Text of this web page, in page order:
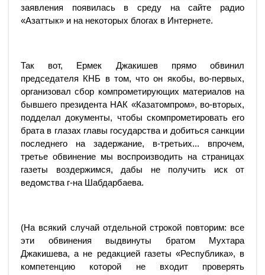
заявления появилась в среду на сайте радио
«Азаттык» и на некоторых блогах в Интернете.
Так вот, Ермек Джакишев прямо обвинил
председателя КНБ в том, что он якобы, во-первых,
организовал сбор компрометирующих материалов на
бывшего президента НАК «Казатомпром», во-вторых,
подделал документы, чтобы скомпрометировать его
брата в глазах главы государства и добиться санкции
последнего на задержание, в-третьих... впрочем,
третье обвинение мы воспроизводить на страницах
газеты воздержимся, дабы не получить иск от
ведомства г-на Шабдарбаева.
(На всякий случай отдельной строкой повторим: все
эти обвинения выдвинуты братом Мухтара
Джакишева, а не редакцией газеты «Республика», в
компетенцию которой не входит проверять